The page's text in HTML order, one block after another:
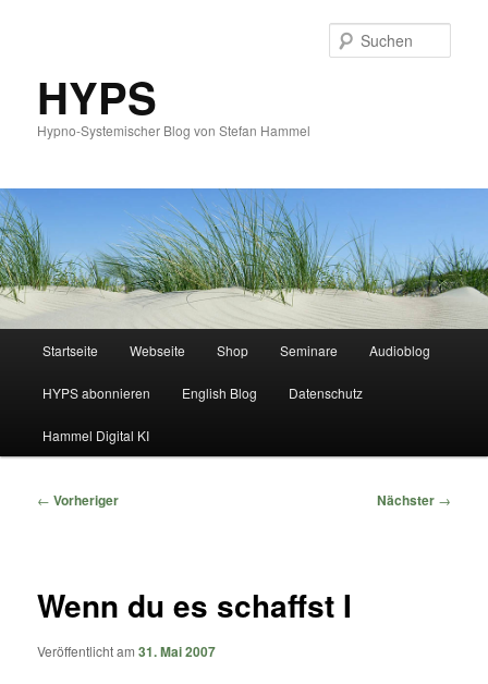
HYPS
Hypno-Systemischer Blog von Stefan Hammel
Zum
primären
Inhalt
springen
Zum
sekundären
Inhalt
springen
Startseite Webseite Shop Seminare Audioblog
HYPS abonnieren English Blog Datenschutz
Hammel Digital KI
Beitragsnavigation
← Vorheriger Nächster →
Wenn du es schaffst I
Veröffentlicht am31. Mai 2007